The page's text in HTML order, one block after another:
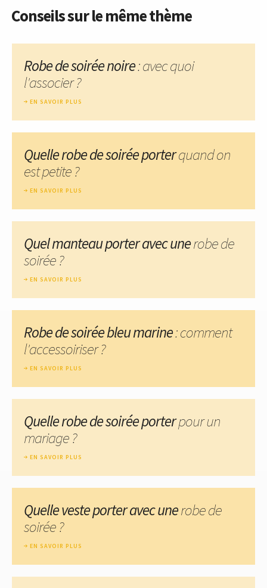
Conseils sur le même thème
Robe de soirée noire: avec quoi
l'associer ?
EN SAVOIR PLUS
Quelle robe de soirée porterquand on
est petite ?
EN SAVOIR PLUS
Quel manteau porter avec unerobe de
soirée ?
EN SAVOIR PLUS
Robe de soirée bleu marine: comment
l'accessoiriser ?
EN SAVOIR PLUS
Quelle robe de soirée porterpour un
mariage ?
EN SAVOIR PLUS
Quelle veste porter avec unerobe de
soirée ?
EN SAVOIR PLUS